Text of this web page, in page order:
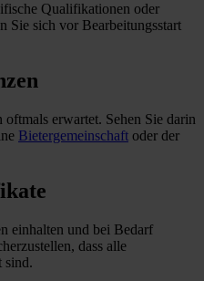
Qualifikationen oder
Sie sich vor Bearbeitungsstart
erwartet. Sehen Sie darin
Bietergemeinschaft oder der
einhalten und bei Bedarf
dass alle
sind.